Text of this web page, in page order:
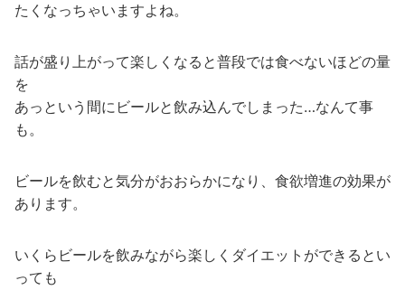
たくなっちゃいますよね。
話が盛り上がって楽しくなると普段では食べないほどの量
を
あっという間にビールと飲み込んでしまった…なんて事
も。
ビールを飲むと気分がおおらかになり、食欲増進の効果が
あります。
いくらビールを飲みながら楽しくダイエットができるとい
っても